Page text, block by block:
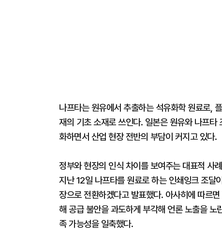
나프타는 원유에서 추출하는 석유화학 원료로,
재의 기초 소재로 쓰인다. 일본은 원유와 나프타
화하면서 산업 현장 전반의 부담이 커지고 있다.
정부와 현장의 인식 차이를 보여주는 대표적
지난 12일 나프타를 원료로 하는 인쇄잉크 조달
장으로 전환하겠다고 발표했다. 아사히에 따르
해 공급 불안을 과도하게 부각해 언론 노출을
족 가능성을 일축했다.